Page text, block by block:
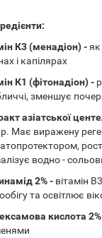
К3 (менадіон) -як
і капілярах
К1 (фітонадіон) -
зменшує
азіатської
Має виражену
водно -
2% - вітамін
та освітлює
кислота